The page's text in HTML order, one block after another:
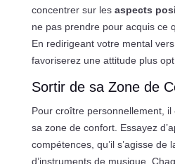
concentrer sur les aspects
ne pas prendre pour acquis ce
En redirigeant votre mental
favoriserez une attitude plus
Sortir de sa Zone de
Pour croître personnellement,
sa zone de confort. Essayez
compétences, qu’il s’agisse de
d’instruments de musique.